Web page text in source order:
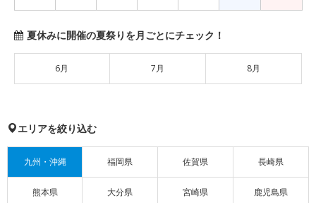
夏休みに開催の夏祭りを月ごとにチェック！
6月 7月 8月
エリアを絞り込む
九州・沖縄 福岡県 佐賀県 長崎県
熊本県 大分県 宮崎県 鹿児島県